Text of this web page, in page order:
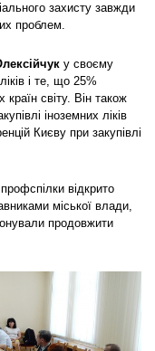
захисту завжди
проблем.
у своєму
і те, що 25%
світу. Він також
іноземних ліків
Києву при закупівлі
відкрито
міської влади,
продовжити